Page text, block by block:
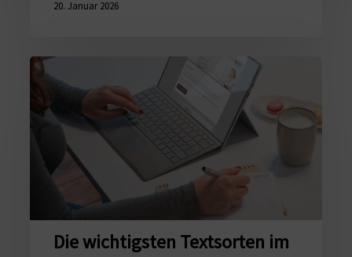
20. Januar 2026
Die
wichtigsten
Textsorten
Content-
Marketing
Die wichtigsten Textsorten im